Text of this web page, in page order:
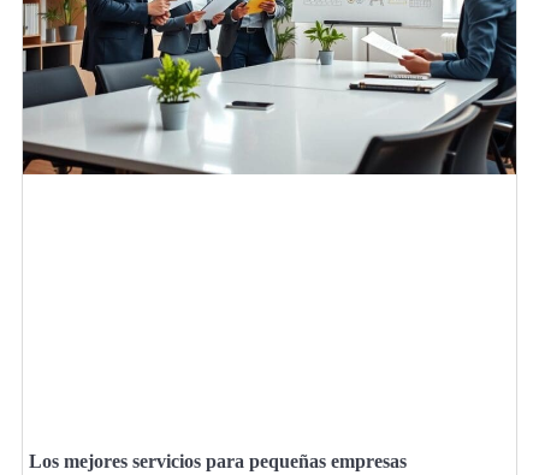
Los mejores servicios para pequeñas empresas